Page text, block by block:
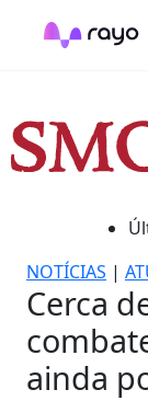
NOTÍCIAS |
Cerca
ainda